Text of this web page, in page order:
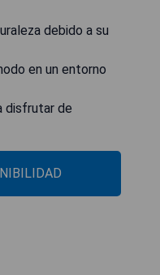
debido a su
en un entorno
disfrutar de